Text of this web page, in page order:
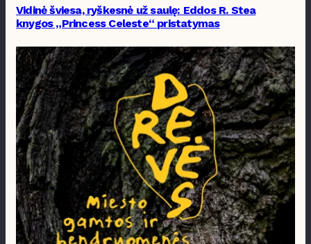
Vidinė šviesa, ryškesnė už saulę: Eddos R. Stea
knygos „Princess Celeste“ pristatymas